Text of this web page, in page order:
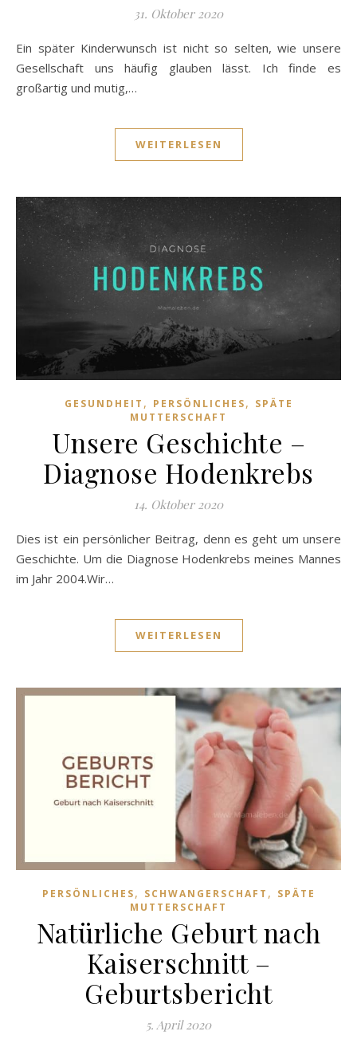
31. Oktober 2020
Ein später Kinderwunsch ist nicht so selten, wie unsere
Gesellschaft uns häufig glauben lässt. Ich finde es
großartig und mutig,…
WEITERLESEN
GESUNDHEIT , PERSÖNLICHES, SPÄTE
MUTTERSCHAFT
Unsere Geschichte –
Diagnose Hodenkrebs
14. Oktober 2020
Dies ist ein persönlicher Beitrag, denn es geht um unsere
Geschichte. Um die Diagnose Hodenkrebs meines Mannes
im Jahr 2004.Wir…
WEITERLESEN
PERSÖNLICHES, SCHWANGERSCHAFT , SPÄTE
MUTTERSCHAFT
Natürliche Geburt nach
Kaiserschnitt –
Geburtsbericht
5. April 2020